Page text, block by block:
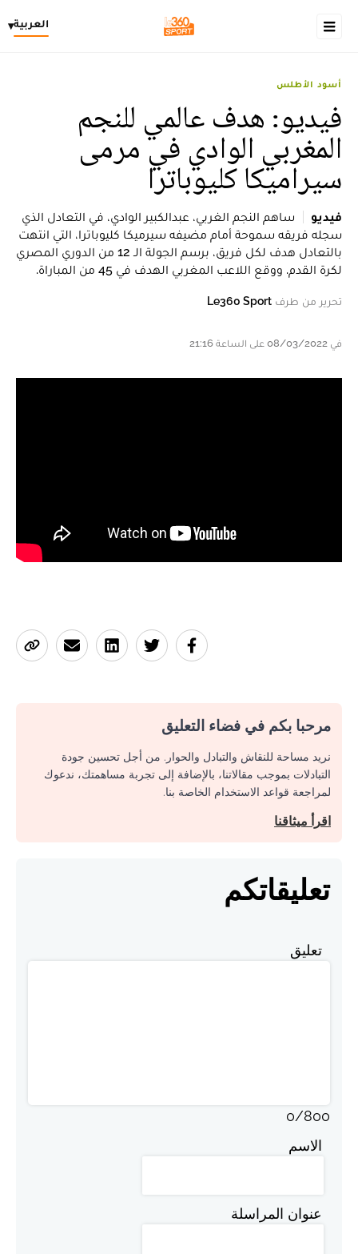
العربية▾
أسود الأطلس
فيديو: هدف عالمي للنجم
المغربي الوادي في مرمى
سيراميكا كليوباترا
فيديو
ساهم النجم الغربي، عبدالكبير الوادي، في التعادل الذي
سجله فريقه سموحة أمام مضيفه سيرميكا كليوباترا، التي انتهت
بالتعادل هدف لكل فريق، برسم الجولة الـ 12 من الدوري المصري
لكرة القدم. ووقع اللاعب المغربي الهدف في 45 من المباراة.
تحرير من طرف Le360 Sport
في 08/03/2022 على الساعة 21:16
مرحبا بكم في فضاء التعليق
نريد مساحة للنقاش والتبادل والحوار. من أجل تحسين جودة
التبادلات بموجب مقالاتنا، بالإضافة إلى تجربة مساهمتك، ندعوك
لمراجعة قواعد الاستخدام الخاصة بنا.
اقرأ ميثاقنا
تعليقاتكم
تعليق
0/800
الاسم
عنوان المراسلة